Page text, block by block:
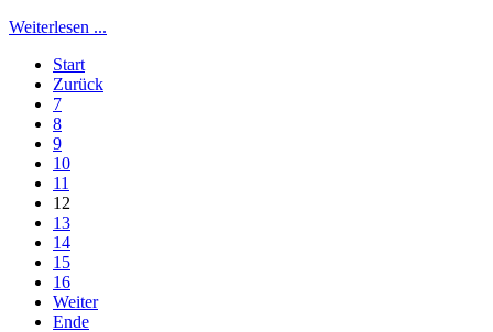
Weiterlesen ...
Start
Zurück
7
8
9
10
11
12
13
14
15
16
Weiter
Ende